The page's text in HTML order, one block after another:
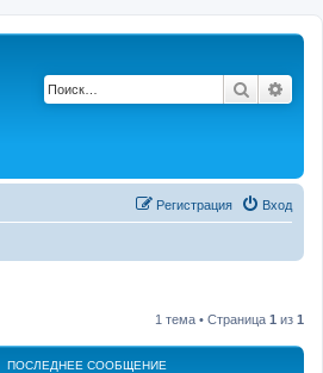
Поиск
Вход
Регистрация
1 тема • Страница 1 из 1
ПОСЛЕДНЕЕ СООБЩЕНИЕ